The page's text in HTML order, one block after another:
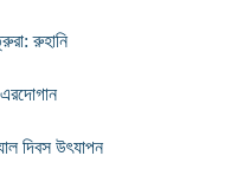
রুহানি
এরদোগান
দিবস উৎযাপন